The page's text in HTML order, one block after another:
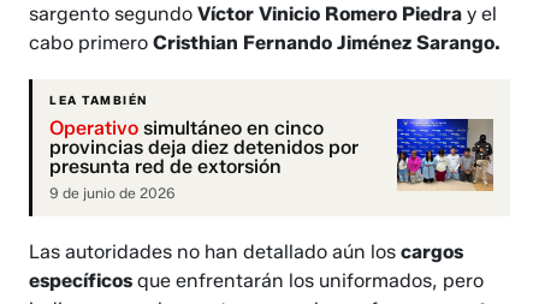
sargento segundoVíctor Vinicio Romero Piedra y el
cabo primeroCristhian Fernando Jiménez Sarango.
LEA TAMBIÉN
Operativo simultáneo en cinco
provincias deja diez detenidos por
presunta red de extorsión
9 de junio de 2026
Las autoridades no han detallado aún loscargos
específicos que enfrentarán los uniformados, pero